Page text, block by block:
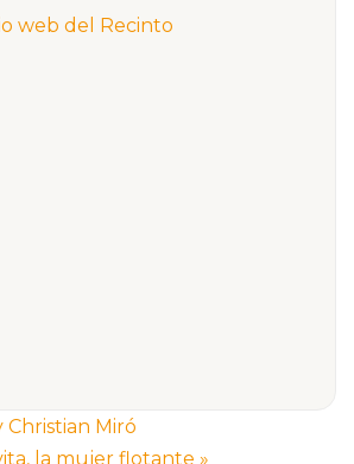
web del Recinto
Christian Miró
la mujer flotante »